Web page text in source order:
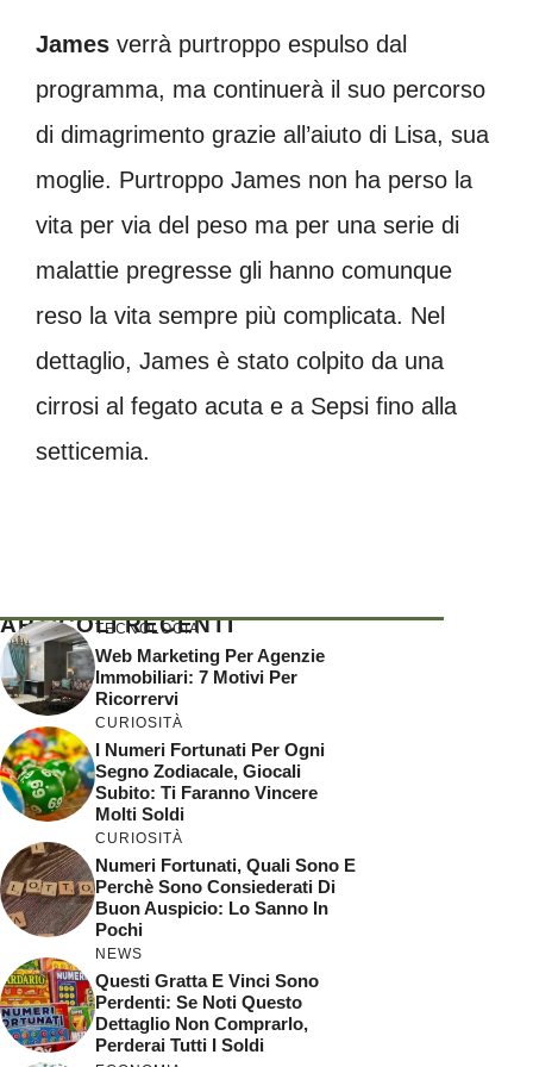
James verrà purtroppo espulso dal
programma, ma continuerà il suo percorso
di dimagrimento grazie all’aiuto di Lisa, sua
moglie. Purtroppo James non ha perso la
vita per via del peso ma per una serie di
malattie pregresse gli hanno comunque
reso la vita sempre più complicata. Nel
dettaglio, James è stato colpito da una
cirrosi al fegato acuta e a Sepsi fino alla
setticemia.
ARTICOLI RECENTI
TECNOLOGIA
Web Marketing Per Agenzie
Immobiliari: 7 Motivi Per
Ricorrervi
CURIOSITÀ
I Numeri Fortunati Per Ogni
Segno Zodiacale, Giocali
Subito: Ti Faranno Vincere
Molti Soldi
CURIOSITÀ
Numeri Fortunati, Quali Sono E
Perchè Sono Consiederati Di
Buon Auspicio: Lo Sanno In
Pochi
NEWS
Questi Gratta E Vinci Sono
Perdenti: Se Noti Questo
Dettaglio Non Comprarlo,
Perderai Tutti I Soldi